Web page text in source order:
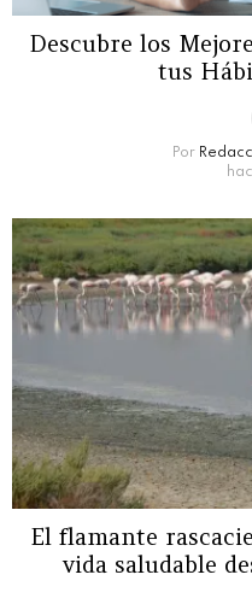
Descubre los
tus
Por
El flamante
vida saludable